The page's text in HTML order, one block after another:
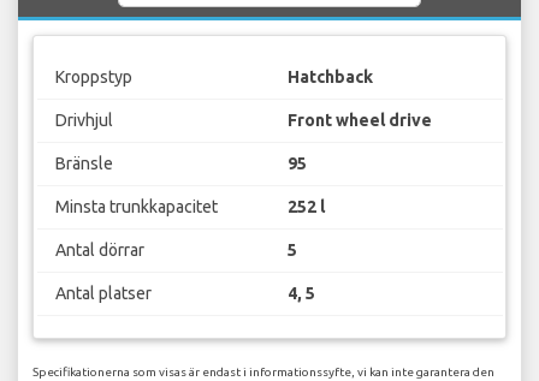
Kroppstyp Hatchback
Drivhjul Front wheel drive
Bränsle 95
Minsta trunkkapacitet 252 l
Antal dörrar 5
Antal platser 4, 5
Specifikationerna som visas är endast i informationssyfte, vi kan inte garantera den